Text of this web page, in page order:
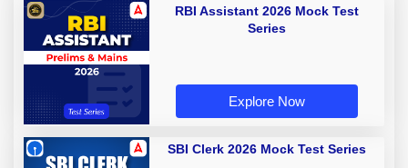
RBI Assistant 2026 Mock Test
Series
Explore Now
SBI Clerk 2026 Mock Test Series